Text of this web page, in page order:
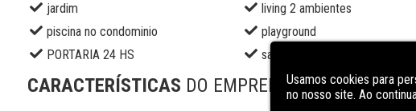
jardim
living 2 ambientes
piscina no condominio
playground
PORTARIA 24 HS
sala de estar
CARACTERÍSTICAS DO EMPREENDIMENTO
Usamos cookies para
no nosso site. Ao